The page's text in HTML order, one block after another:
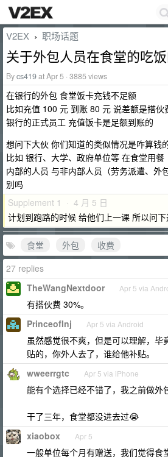
V2EX › 职场话题
关于外包人员在食堂的吃
Bycs419at Apr 5 · 3885 views
在银行的外包 食堂饭卡充钱不足额
比如充值 100 元 到账 80 元 说差额是搭伙
银行的正式员工 充值饭卡是足额到账的
想问下大伙 你们知道的类似情况是咋算钱
比如 银行、大学、政府单位等 在食堂用餐
内部的人员 与非内部人员（劳务派遣、外
别吗
Supplement 1 · 4 月 5 日
计划到跑路的时候 给他们上一课 所以问
食堂 外包
收费
27 replies
TheWangNextdoor Apr 5 via
有搭伙费 30%。
PrinceofInj Apr 5 via Android
虽然感觉很不爽，但是可以理解，
贴的，你外人去了，谁给他补贴。
wweerrgtc Apr 5 via iPhone
能有个选择已经不错了，我之前做外
干了三年，食堂都没进去过😭
xiaobox Apr 5
一般单位每个月有赠送，我们觉得食